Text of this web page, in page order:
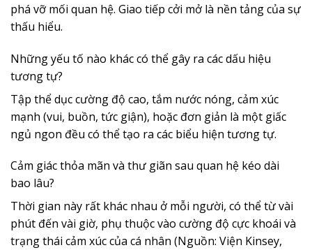
phá vỡ mối quan hệ. Giao tiếp cởi mở là nền tảng của sự
thấu hiểu.
Những yếu tố nào khác có thể gây ra các dấu hiệu
tương tự?
Tập thể dục cường độ cao, tắm nước nóng, cảm xúc
mạnh (vui, buồn, tức giận), hoặc đơn giản là một giấc
ngủ ngon đều có thể tạo ra các biểu hiện tương tự.
Cảm giác thỏa mãn và thư giãn sau quan hệ kéo dài
bao lâu?
Thời gian này rất khác nhau ở mỗi người, có thể từ vài
phút đến vài giờ, phụ thuộc vào cường độ cực khoái và
trạng thái cảm xúc của cá nhân (Nguồn: Viện Kinsey,